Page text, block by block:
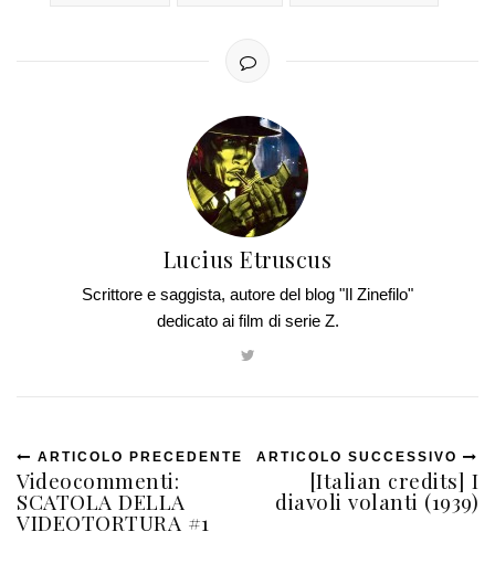
Lucius Etruscus
Scrittore e saggista, autore del blog "Il Zinefilo"
dedicato ai film di serie Z.
ARTICOLO PRECEDENTE
Videocommenti:
SCATOLA DELLA
VIDEOTORTURA #1
ARTICOLO SUCCESSIVO
[Italian credits] I
diavoli volanti (1939)